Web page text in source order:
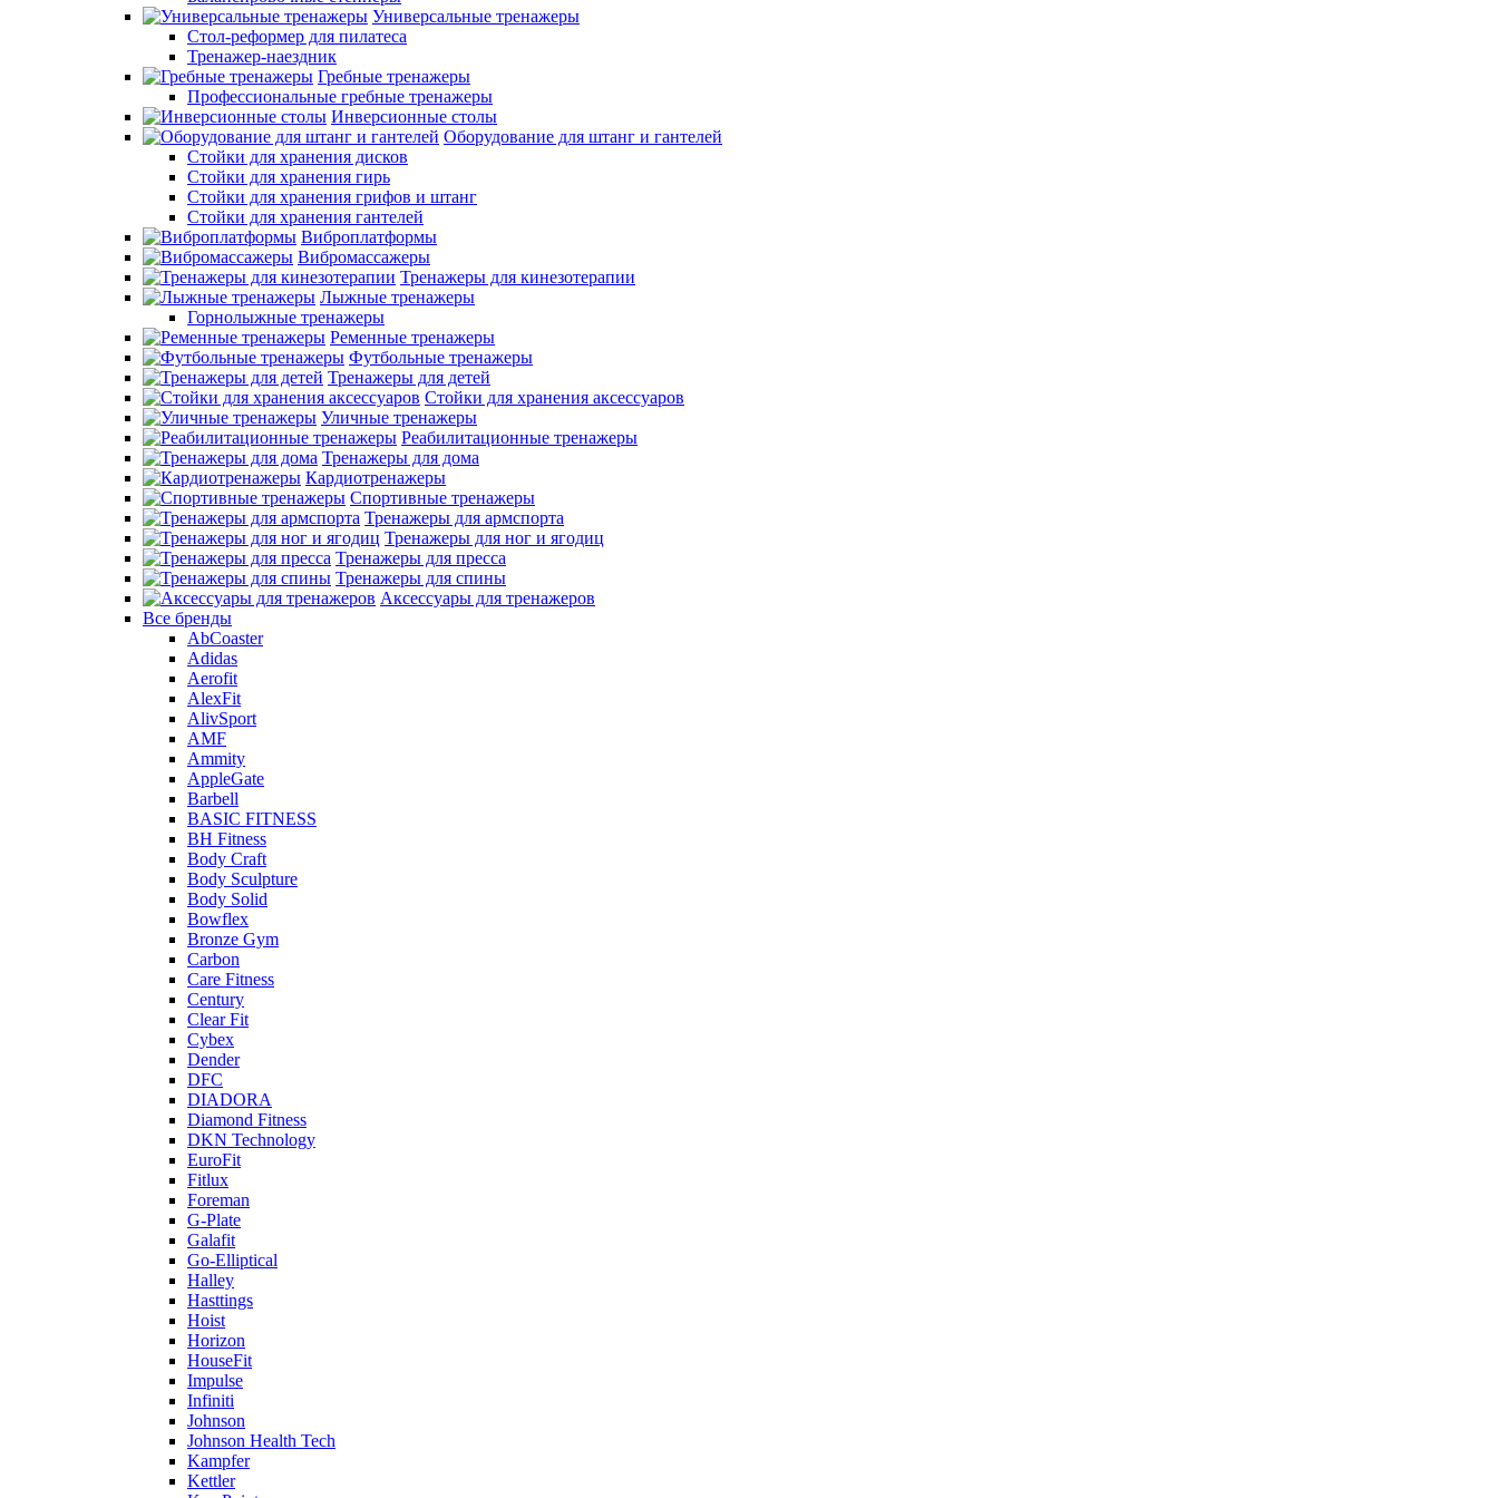
Универсальные тренажеры
Стол-реформер для пилатеса
Тренажер-наездник
Гребные тренажеры
Профессиональные гребные тренажеры
Инверсионные столы
Оборудование для штанг и гантелей
Стойки для хранения дисков
Стойки для хранения гирь
Стойки для хранения грифов и штанг
Стойки для хранения гантелей
Виброплатформы
Вибромассажеры
Тренажеры для кинезотерапии
Лыжные тренажеры
Горнолыжные тренажеры
Ременные тренажеры
Футбольные тренажеры
Тренажеры для детей
Стойки для хранения аксессуаров
Уличные тренажеры
Реабилитационные тренажеры
Тренажеры для дома
Кардиотренажеры
Спортивные тренажеры
Тренажеры для армспорта
Тренажеры для ног и ягодиц
Тренажеры для пресса
Тренажеры для спины
Аксессуары для тренажеров
Все бренды
AbCoaster
Adidas
Aerofit
AlexFit
AlivSport
AMF
Ammity
AppleGate
Barbell
BASIC FITNESS
BH Fitness
Body Craft
Body Sculpture
Body Solid
Bowflex
Bronze Gym
Carbon
Care Fitness
Century
Clear Fit
Cybex
Dender
DFC
DIADORA
Diamond Fitness
DKN Technology
EuroFit
Fitlux
Foreman
G-Plate
Galafit
Go-Elliptical
Halley
Hasttings
Hoist
Horizon
HouseFit
Impulse
Infiniti
Johnson
Johnson Health Tech
Kampfer
Kettler